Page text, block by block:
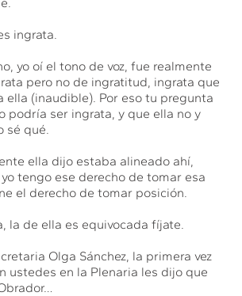
ingrata.
yo oí el tono de voz, fue realmente
pero no de ingratitud, ingrata que
ella (inaudible). Por eso tu pregunta
podría ser ingrata, y que ella no y
sé qué.
ella dijo estaba alineado ahí,
tengo ese derecho de tomar esa
el derecho de tomar posición.
la de ella es equivocada fíjate.
Olga Sánchez, la primera vez
ustedes en la Plenaria les dijo que